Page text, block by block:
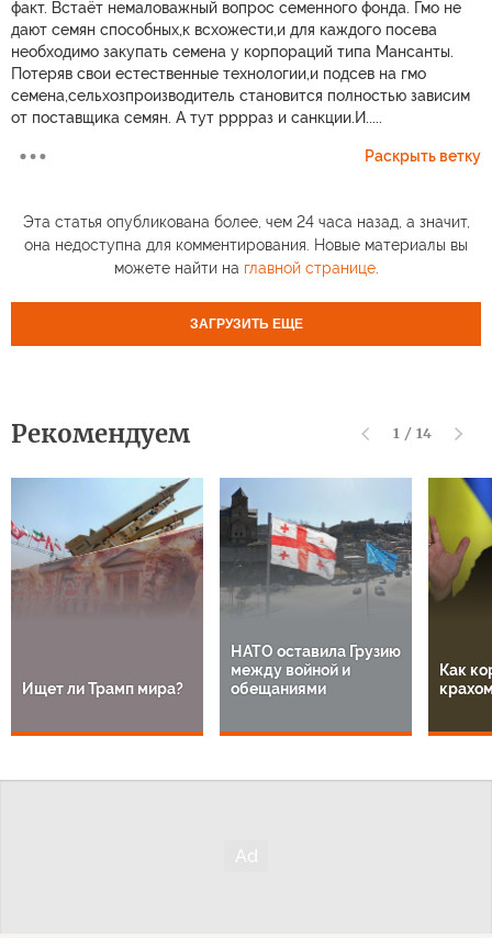
факт. Встаёт немаловажный вопрос семенного фонда. Гмо не
дают семян способных,к всхожести,и для каждого посева
необходимо закупать семена у корпораций типа Мансанты.
Потеряв свои естественные технологии,и подсев на гмо
семена,сельхозпроизводитель становится полностью зависим
от поставщика семян. А тут рррраз и санкции.И.....
Раскрыть ветку
Эта статья опубликована более, чем 24 часа назад, а значит,
она недоступна для комментирования. Новые материалы вы
можете найти на главной странице.
ЗАГРУЗИТЬ ЕЩЕ
Рекомендуем 1 / 14
Ищет ли Трамп мира?
НАТО оставила Грузию
между войной и
обещаниями
Как